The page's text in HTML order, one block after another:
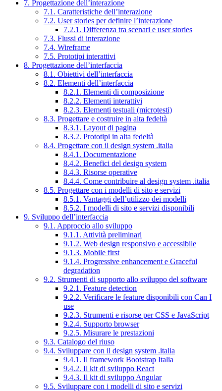
7. Progettazione dell’interazione
7.1. Caratteristiche dell’interazione
7.2. User stories per definire l’interazione
7.2.1. Differenza tra scenari e user stories
7.3. Flussi di interazione
7.4. Wireframe
7.5. Prototipi interattivi
8. Progettazione dell’interfaccia
8.1. Obiettivi dell’interfaccia
8.2. Elementi dell’interfaccia
8.2.1. Elementi di composizione
8.2.2. Elementi interattivi
8.2.3. Elementi testuali (microtesti)
8.3. Progettare e costruire in alta fedeltà
8.3.1. Layout di pagina
8.3.2. Prototipi in alta fedeltà
8.4. Progettare con il design system .italia
8.4.1. Documentazione
8.4.2. Benefici del design system
8.4.3. Risorse operative
8.4.4. Come contribuire al design system .italia
8.5. Progettare con i modelli di sito e servizi
8.5.1. Vantaggi dell’utilizzo dei modelli
8.5.2. I modelli di sito e servizi disponibili
9. Sviluppo dell’interfaccia
9.1. Approccio allo sviluppo
9.1.1. Attività preliminari
9.1.2. Web design responsivo e accessibile
9.1.3. Mobile first
9.1.4. Progressive enhancement e Graceful
degradation
9.2. Strumenti di supporto allo sviluppo del software
9.2.1. Feature detection
9.2.2. Verificare le feature disponibili con Can I
use
9.2.3. Strumenti e risorse per CSS e JavaScript
9.2.4. Supporto browser
9.2.5. Misurare le prestazioni
9.3. Catalogo del riuso
9.4. Sviluppare con il design system .italia
9.4.1. Il framework Bootstrap Italia
9.4.2. Il kit di sviluppo React
9.4.3. Il kit di sviluppo Angular
9.5. Sviluppare con i modelli di sito e servizi